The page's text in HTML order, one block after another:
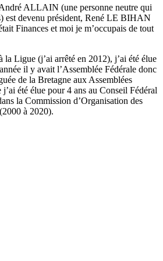
ALLAIN (une personne neutre qui
est devenu président, René LE BIHAN
Finances et moi je m’occupais de tout
la Ligue (j’ai arrêté en 2012), j’ai été élue
il y avait l’Assemblée Fédérale donc
de la Bretagne aux Assemblées
j’ai été élue pour 4 ans au Conseil Fédéral
la Commission d’Organisation des
à 2020).